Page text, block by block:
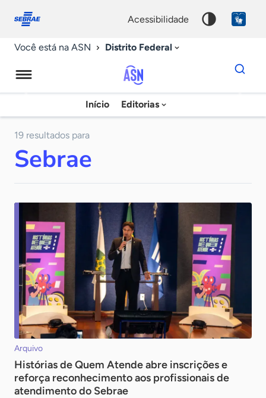
conosco
acessibilidade
Você está na ASN Distrito Federal
Agência
Sebrae
Início Editorias
Dados
para
chave
19 resultados para
Sebrae
Arquivo
Histórias de Quem Atende abre inscrições e
reforça reconhecimento aos profissionais de
atendimento do Sebrae